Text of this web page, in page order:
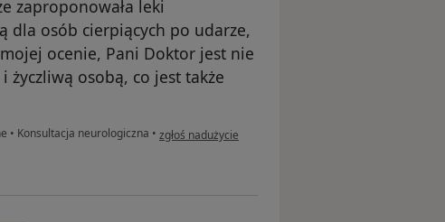
zaproponowała leki
dla osób cierpiących po udarze,
ocenie, Pani Doktor jest nie
osobą, co jest także
• Konsultacja neurologiczna • w opinii użytkownika Aneta
zgłoś nadużycie